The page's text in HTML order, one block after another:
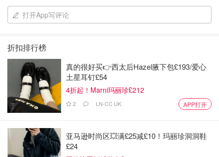
打开App写评论
折扣排行榜
真的很好买👉西太后Hazel腋下包£193/爱心
土星耳钉£54
4折起！Marni玛丽珍£212
2 LN-CC UK APP打开
亚马逊时尚区💥满£25减£10！玛丽珍洞洞鞋
£24